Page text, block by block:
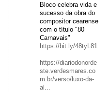
Bloco celebra vida e
sucesso da obra do
compositor cearense
com o título "80
Carnavais"
https://bit.ly/48tyL81
https://diariodonorde
ste.verdesmares.co
m.br/verso/luxo-da-
al...